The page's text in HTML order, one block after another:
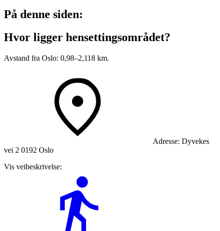
På denne siden:
Hvor ligger hensettingsområdet?
Avstand fra Oslo: 0,98–2,118 km.
Adresse: Dyvekes
vei 2 0192 Oslo
Vis veibeskrivelse: